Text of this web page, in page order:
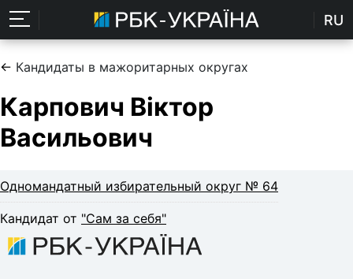
RU
← Кандидаты в мажоритарных округах
Карпович Віктор
Васильович
Одномандатный избирательный округ № 64
Кандидат от "Сам за себя"